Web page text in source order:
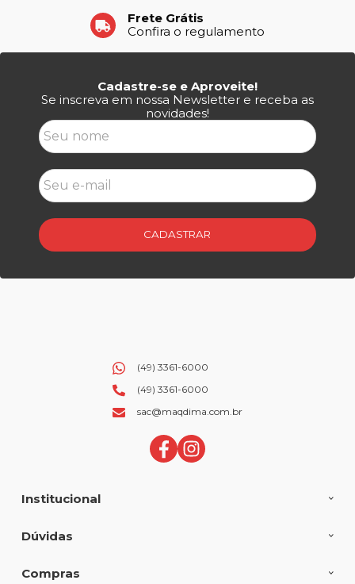
Frete Grátis
Confira o regulamento
Cadastre-se e Aproveite!
Se inscreva em nossa Newsletter e receba as
novidades!
CADASTRAR
Institucional
Dúvidas
Compras
(49) 3361-6000
(49) 3361-6000
sac@maqdima.com.br